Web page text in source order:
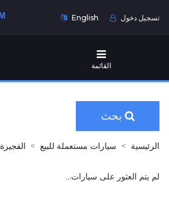
English تسجيل دخول
القائمة
بحث
الرئيسية سيارات مستعملة للبيع الفجيرة
لم يتم العثور على سيارات...